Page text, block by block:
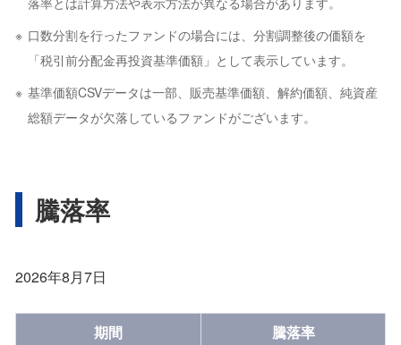
口数分割を行ったファンドの場合には、分割調整後の価額を
「税引前分配金再投資基準価額」として表示しています。
基準価額CSVデータは一部、販売基準価額、解約価額、純資産
総額データが欠落しているファンドがございます。
騰落率
2026年8月7日
期間
騰落率